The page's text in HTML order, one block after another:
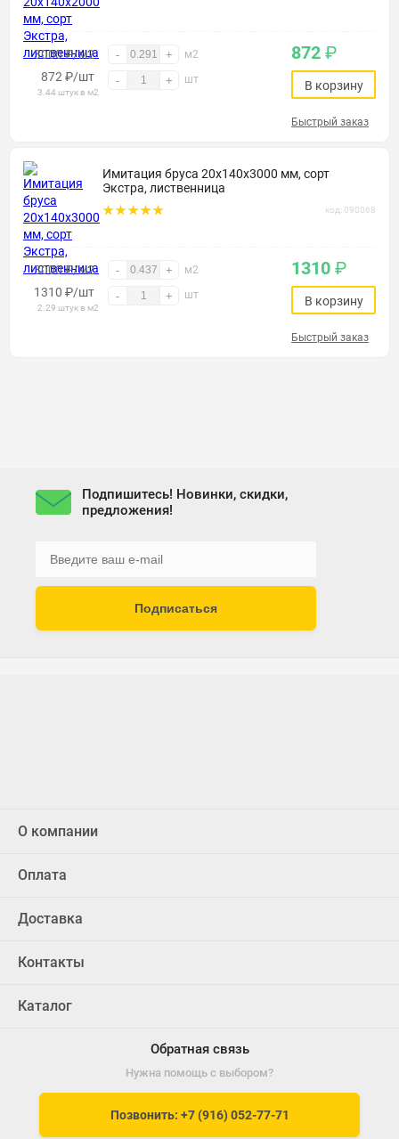
3000 ₽/м2 - + м2
872 ₽/шт
3.44 штук в м2
- + шт
872 ₽
В корзину
Быстрый заказ
Имитация бруса 20х140х3000 мм, сорт
Экстра, лиственница
код: 090068
3000 ₽/м2 - + м2
1310 ₽/шт
2.29 штук в м2
- + шт
1310 ₽
В корзину
Быстрый заказ
Подпишитесь! Новинки, скидки,
предложения!
Подписаться
О компании
Оплата
Доставка
Контакты
Каталог
Обратная связь
Нужна помощь с выбором?
Позвонить: +7 (916) 052-77-71